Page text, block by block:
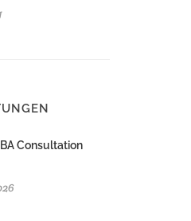
Consultation